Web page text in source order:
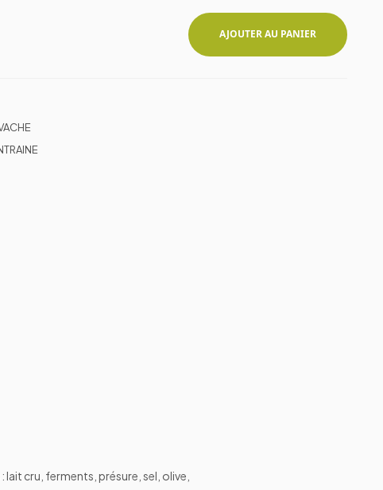
AJOUTER AU PANIER
cru, ferments, présure, sel, olive,